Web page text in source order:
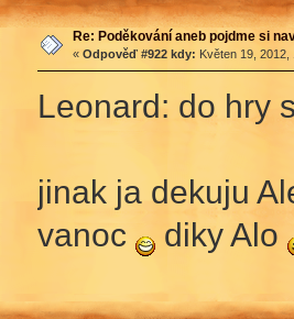
Re: Poděkování aneb pojdme si
« Odpověď #922 kdy: Květen 19, 2012,
Leonard: do hry
jinak ja dekuju
vanoc
diky Alo